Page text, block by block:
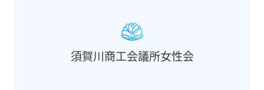
須賀川商工会議所女性会